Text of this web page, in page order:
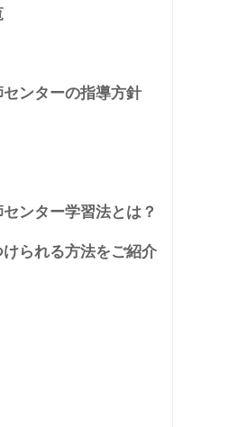
ンターの指導方針
ンター学習法とは？
られる方法をご紹介